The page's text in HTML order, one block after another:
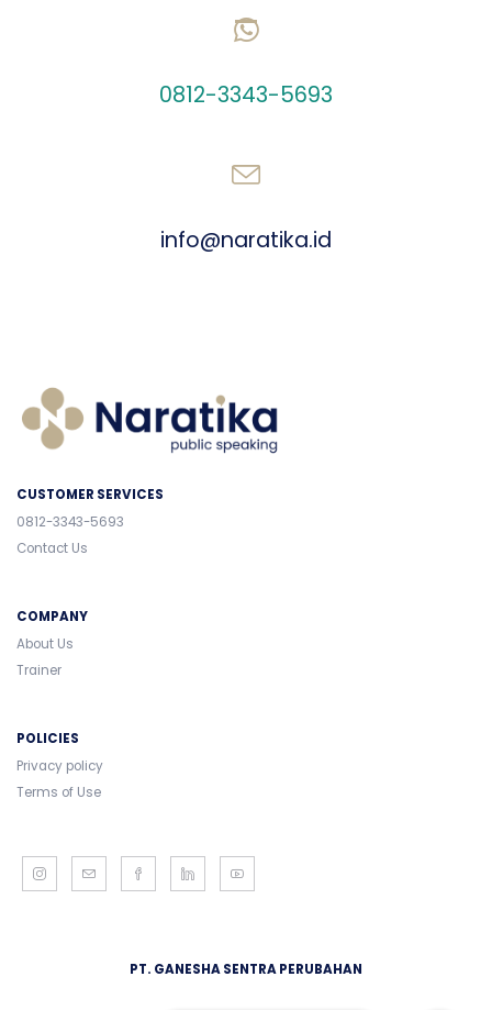
0812-3343-5693
info@naratika.id
CUSTOMER SERVICES
0812-3343-5693
Contact Us
COMPANY
About Us
Trainer
POLICIES
Privacy policy
Terms of Use
PT. GANESHA SENTRA PERUBAHAN